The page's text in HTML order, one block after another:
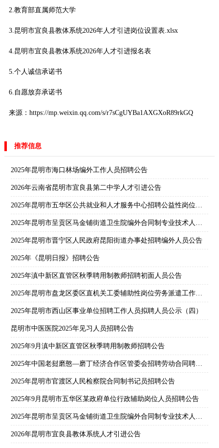
2.教育部直属师范大学
3.昆明市宜良县教体系统2026年人才引进岗位设置表.xlsx
4.昆明市宜良县教体系统2026年人才引进报名表
5.个人诚信承诺书
6.自愿放弃承诺书
来源：https://mp.weixin.qq.com/s/r7sCgUYBa1AXGXoR89rkGQ
推荐信息
2025年昆明市海口林场编外工作人员招聘公告
2026年云南省昆明市宜良县第二中学人才引进公告
2025年昆明市五华区公共就业和人才服务中心招聘公益性岗位人员公告
2025年昆明市呈贡区马金铺街道卫生院编外合同制专业技术人员招聘笔试公告
2025年昆明市晋宁区人民政府昆阳街道办事处招聘编外人员公告
2025年《昆明日报》招聘公告
2025年滇中新区直管区秋季聘用制教师招聘初面人员公告
2025年昆明市盘龙区委区直机关工委辅助性岗位劳务派遣工作人员招聘公告
2025年昆明市西山区事业单位招聘工作人员拟聘人员公示（四）
昆明市中医医院2025年见习人员招聘公告
2025年9月滇中新区直管区秋季聘用制教师招聘公告
2025年中国老挝磨憨—磨丁经济合作区管委会招聘劳动合同聘用人员公告
2025年昆明市官渡区人民检察院合同制书记员招聘公告
2025年9月昆明市五华区某政府单位行政辅助岗位人员招聘公告
2025年昆明市呈贡区马金铺街道卫生院编外合同制专业技术人员招聘公告
2026年昆明市宜良县教体系统人才引进公告